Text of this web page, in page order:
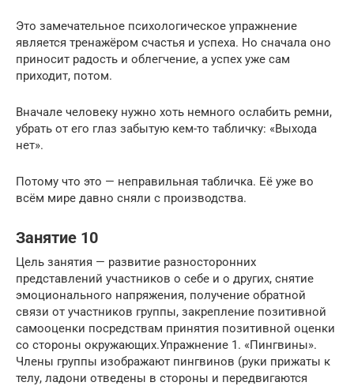
Это замечательное психологическое упражнение
является тренажёром счастья и успеха. Но сначала оно
приносит радость и облегчение, а успех уже сам
приходит, потом.
Вначале человеку нужно хоть немного ослабить ремни,
убрать от его глаз забытую кем-то табличку: «Выхода
нет».
Потому что это — неправильная табличка. Её уже во
всём мире давно сняли с производства.
Занятие 10
Цель занятия — развитие разносторонних
представлений участников о себе и о других, снятие
эмоционального напряжения, получение обратной
связи от участников группы, закрепление позитивной
самооценки посредствам принятия позитивной оценки
со стороны окружающих.Упражнение 1. «Пингвины».
Члены группы изображают пингвинов (руки прижаты к
телу, ладони отведены в стороны и передвигаются